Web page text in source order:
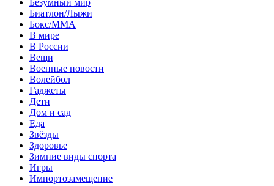
Биатлон/Лыжи
Бокс/MMA
В мире
В России
Вещи
Военные новости
Волейбол
Гаджеты
Дети
Дом и сад
Еда
Звёзды
Здоровье
Зимние виды спорта
Игры
Импортозамещение